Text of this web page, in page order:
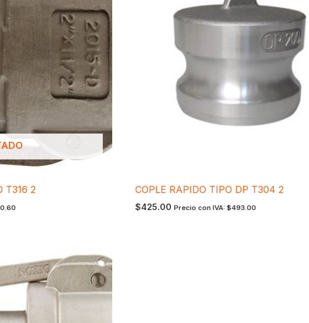
T316 2 COPLE RAPIDO TIPO DP T304 2
$425.00 Precio con IVA: $493.00